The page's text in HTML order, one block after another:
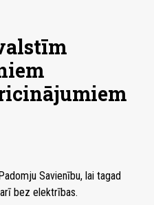
Savienību, lai tagad
bez elektrības.